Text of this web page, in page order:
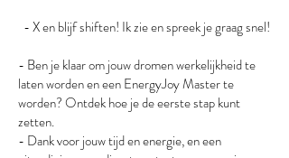
- X en blijf shiften! Ik zie en spreek je graag snel!
- Ben je klaar om jouw dromen werkelijkheid te
laten worden en een EnergyJoy Master te
worden? Ontdek hoe je de eerste stap kunt
zetten.
- Dank voor jouw tijd en energie, en een